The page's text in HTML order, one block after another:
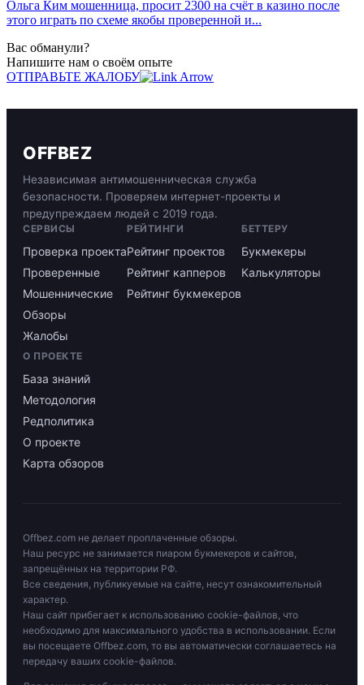
Ольга Ким мошенница, просит 2300 на счёт в казино после
этого играть по схеме якобы проверенной и...
Вас обманули?
Напишите нам о своём опыте
ОТПРАВЬТЕ ЖАЛОБУ
OFFBEZ
Независимая антимошенническая служба
безопасности. Проверяем интернет-проекты и
предупреждаем людей с 2019 года.
СЕРВИСЫ
Проверка проекта
Проверенные
Мошеннические
Обзоры
Жалобы
РЕЙТИНГИ
Рейтинг проектов
Рейтинг капперов
Рейтинг букмекеров
БЕТТЕРУ
Букмекеры
Калькуляторы
О ПРОЕКТЕ
База знаний
Методология
Редполитика
О проекте
Карта обзоров
Offbez.com не делает проплаченные обзоры.
Наш ресурс не занимается пиаром букмекеров и сайтов,
запрещённых на территории РФ.
Все сведения, публикуемые на сайте, несут ознакомительный
характер.
Наш сайт прибегает к использованию cookie-файлов, что
необходимо для максимального удобства в использовании. Если
вы посещаете Offbez.com, то вы автоматически соглашаетесь на
передачу ваших cookie-файлов.